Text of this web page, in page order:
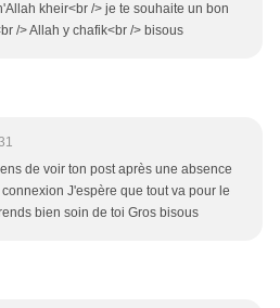
kheir<br /> je te souhaite un bon
/> Allah y chafik<br /> bisous
de voir ton post après une absence
J'espère que tout va pour le
bien soin de toi Gros bisous